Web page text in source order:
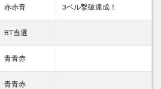
赤赤青 3ベル撃破達成！
BT当選
青青赤
青青赤